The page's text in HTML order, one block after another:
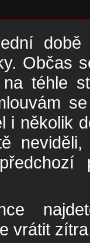
Občas
téhle
i několik
vrátit